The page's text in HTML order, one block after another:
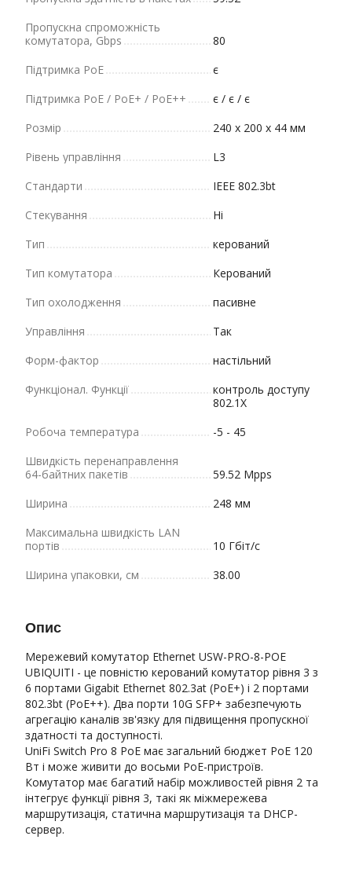
Пропускна спроможність
комутатора, Gbps
80
Підтримка PoE
є
Підтримка PoE / PoE+ / PoE++
є / є / є
Розмір
240 х 200 х 44 мм
Рівень управління
L3
Стандарти
IEEE 802.3bt
Стекування
Ні
Тип
керований
Тип комутатора
Керований
Тип охолодження
пасивне
Управління
Так
Форм-фактор
настільний
Функціонал. Функції
контроль доступу
802.1X
Робоча температура
-5 - 45
Швидкість перенаправлення
64-байтних пакетів
59.52 Mpps
Ширина
248 мм
Максимальна швидкість LAN
портів
10 Гбіт/с
Ширина упаковки, см
38.00
Опис
Мережевий комутатор Ethernet USW-PRO-8-POE
UBIQUITI - це повністю керований комутатор рівня 3 з
6 портами Gigabit Ethernet 802.3at (PoE+) і 2 портами
802.3bt (PoE++). Два порти 10G SFP+ забезпечують
агрегацію каналів зв'язку для підвищення пропускної
здатності та доступності.
UniFi Switch Pro 8 PoE має загальний бюджет PoE 120
Вт і може живити до восьми PoE-пристроїв.
Комутатор має багатий набір можливостей рівня 2 та
інтегрує функції рівня 3, такі як міжмережева
маршрутизація, статична маршрутизація та DHCP-
сервер.